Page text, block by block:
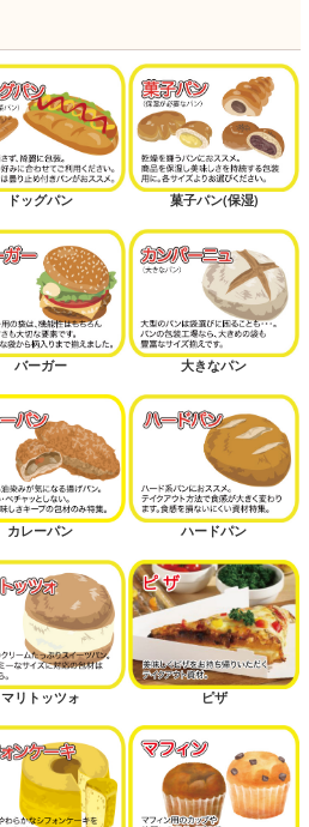
ドッグパン 菓子パン(保湿)
バーガー 大きなパン
カレーパン ハードパン
マリトッツォ ピザ